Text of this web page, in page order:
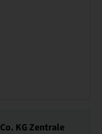
KG Zentrale